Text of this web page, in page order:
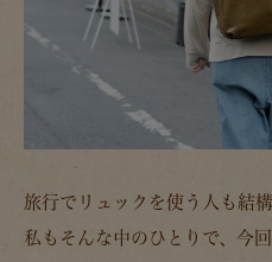
旅行でリュックを使う人も結
私もそんな中のひとりで、今